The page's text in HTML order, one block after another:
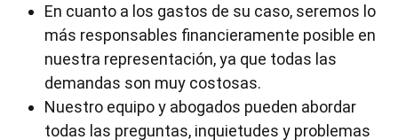
En cuanto a los gastos de su caso, seremos lo
más responsables financieramente posible en
nuestra representación, ya que todas las
demandas son muy costosas.
Nuestro equipo y abogados pueden abordar
todas las preguntas, inquietudes y problemas